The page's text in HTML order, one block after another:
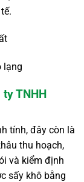
lạng
TNHH
tính, đây còn là
thu hoạch,
và kiểm định
sấy khô bằng